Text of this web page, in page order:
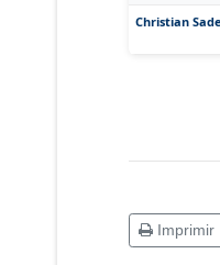
Christian
Imprimir